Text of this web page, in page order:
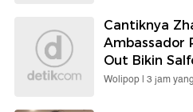
Cantiknya
Ambassador
Out Bikin
Wolipop | 3 jam